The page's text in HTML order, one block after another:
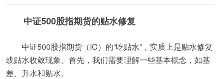
中证500股指期货的贴水修复
中证500股指期货（IC）的“吃贴水”，实质上是贴水修复
或贴水收敛现象。首先，我们需要理解一些基本概念，如基
差、升水和贴水。